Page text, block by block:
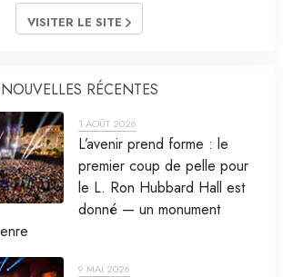
VISITER LE SITE
NOUVELLES RÉCENTES
1 AOÛT 2026
L’avenir prend forme : le
premier coup de pelle pour
le L. Ron Hubbard Hall est
donné — un monument
9 MAI 2026